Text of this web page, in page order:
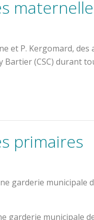
et P. Kergomard,
(CSC) durant
primaires
garderie municipale
garderie municipale